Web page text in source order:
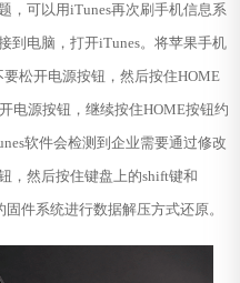
，可以用iTunes再次刷手机信息系
到电脑，打开iTunes。将苹果手机
松开电源按钮，然后按住HOME
电源按钮，继续按住HOME按钮约
软件会检测到企业需要通过修改
，然后按住键盘上的shift键和
件系统进行数据解压方式还原。